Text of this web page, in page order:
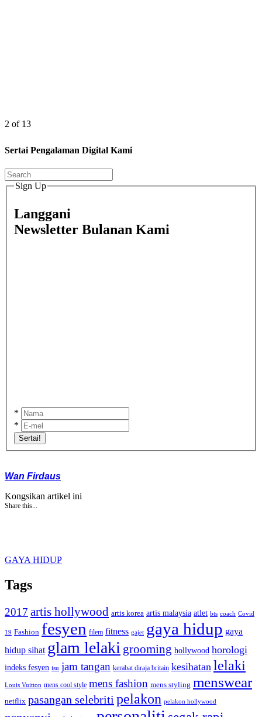
2 of 13
Sertai Pengalaman Digital Kami
Sign Up
Langgani
Newsletter Bulanan Kami
*
*
Sertai!
Wan Firdaus
Kongsikan artikel ini
Share this...
GAYA HIDUP
Tags
2017 artis hollywood artis korea artis malaysia atlet bts coach Covid
19 Fashion fesyen filem fitness gajet gaya hidup gaya
hidup sihat glam lelaki grooming hollywood horologi
indeks fesyen isu jam tangan kerabat diraja britain kesihatan lelaki
Louis Vuitton mens cool style mens fashion mens styling menswear
netflix pasangan selebriti pelakon pelakon hollywood